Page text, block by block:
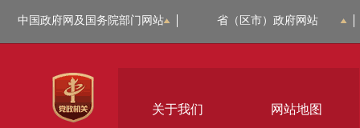
中国政府网及国务院部门网站 省（区市）政府网站
关于我们 网站地图